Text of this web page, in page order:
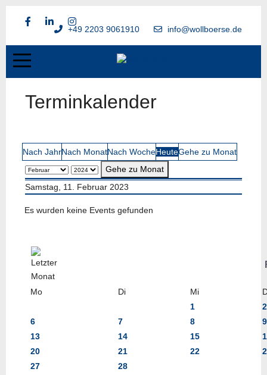
+49 2203 9061910 info@wollboerse.de
Terminkalender
Nach JahrNach MonatNach WocheHeuteGehe zu Monat
Gehe zu Monat
Samstag, 11. Februar 2023
Es wurden keine Events gefunden
Mo Di Mi
1
2
6
7 8
9
13
14 15
20
21 22
27
28